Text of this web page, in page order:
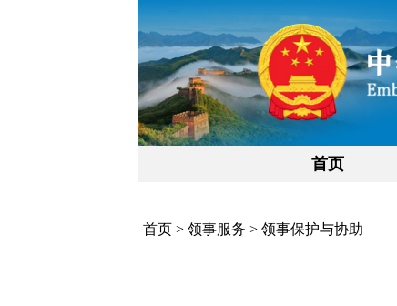
首页
首页 > 领事服务 > 领事保护与协助